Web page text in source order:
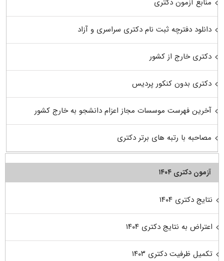
دانلود دفترچه ثبت نام دکتری سراسری و آزاد
دکتری خارج از کشور
دکتری بدون کنکور پردیس
آخرین فهرست موسسات مجاز اعزام دانشجو به خارج کشور
مصاحبه با رتبه های برتر دکتری
آزمون دکتری ۱۴۰۴
نتایج دکتری ۱۴۰۴
اعتراض به نتایج دکتری ۱۴۰۴
تکمیل ظرفیت دکتری ۱۴۰۳